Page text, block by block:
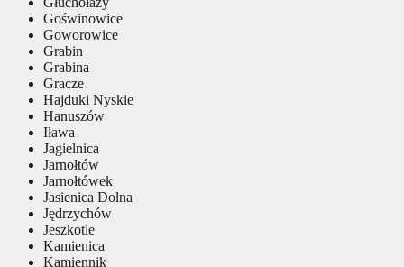
Goświnowice
Goworowice
Grabin
Grabina
Gracze
Hajduki Nyskie
Hanuszów
Iława
Jagielnica
Jarnołtów
Jarnołtówek
Jasienica Dolna
Jędrzychów
Jeszkotle
Kamienica
Kamiennik